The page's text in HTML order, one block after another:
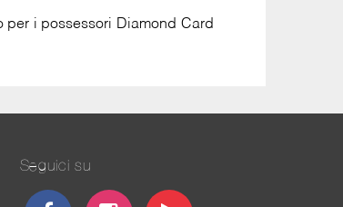
per i possessori Diamond Card
Seguici su